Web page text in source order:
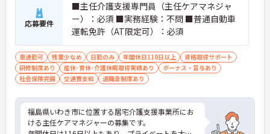
充実しています
【主任ケアマネ複数名在籍！手厚いフォロー体制で
未経験やブランクがある方も安心です】
・困難事例があった際も主任ケアマネジャーと情報
共有やケース検討ができ必要に応じて同行訪問など
のサポートを受けられます
・一人ひとりの仕事量や状況に合わせて管理者が新
なく働けます
・公的資格取得・自己啓発支援制度が整っており働
きながらケアマネジャーとしてのさらなるスキルア
応募要件
■主任介護支援専門員（主任ケアマネジャ
ー）：必須 ■実務経験：不問 ■普通自動車
運転免許（AT限定可）：必須
車通勤可 残業少なめ 日勤のみ 年間休日110日以上
資格取得サポート
研修制度あり
産休･育休･介護休暇取得実績あり
ボーナス・賞与あり
社会保険完備
交通費支給 退職金制度あり
福島県いわき市に位置する居宅介護支援事業所にお
ける主任ケアマネジャーの募集です。